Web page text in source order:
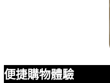
便捷購物體驗